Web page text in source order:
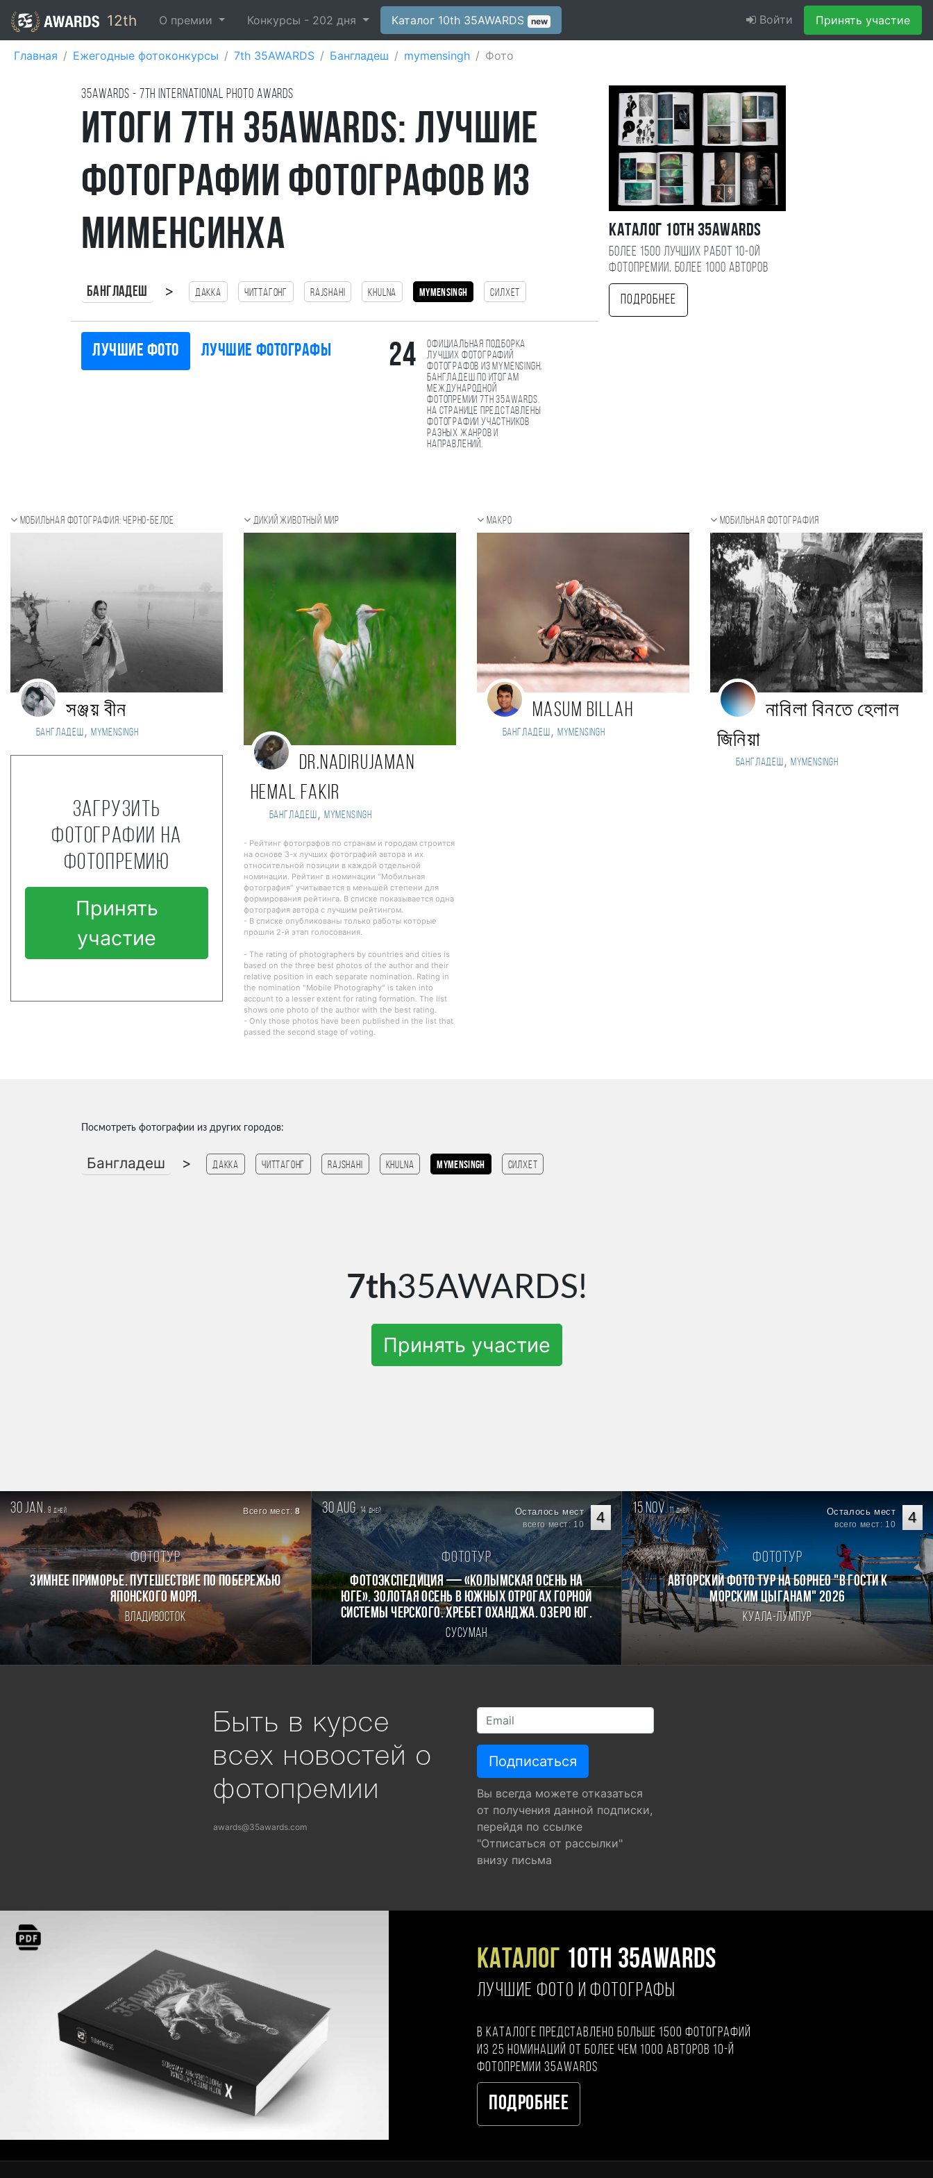
12th О премии Конкурсы - 202 дня Каталог 10th 35AWARDS new Войти Принять участие
Главная Ежегодные фотоконкурсы 7th 35AWARDS Бангладеш mymensingh Фото
35AWARDS - 7TH international photo awards
Итоги 7th 35AWARDS: лучшие
фотографии фотографов из
Мименсинха
Бангладеш > Дакка Читтагонг Rajshahi Khulna mymensingh Силхет
Лучшие фото Лучшие фотографы 24
Официальная подборка
лучших фотографий
фотографов из mymensingh,
Бангладеш по итогам
международной
фотопремии 7th 35AWARDS.
На странице представлены
фотографии участников
разных жанров и
направлений.
Каталог 10TH 35AWARDS
Более 1500 лучших работ 10-ой
фотопремии, более 1000 авторов
Подробнее
Мобильная фотография: черно-белое
সঞ্জয় বীন
Бангладеш , Mymensingh
Загрузить
фотографии на
фотопремию
Принять
участие
Дикий животный мир
Dr.Nadirujaman
hemal fakir
Бангладеш , Mymensingh
- Рейтинг фотографов по странам и городам строится
на основе 3-х лучших фотографий автора и их
относительной позиции в каждой отдельной
номинации. Рейтинг в номинации "Мобильная
фотография" учитывается в меньшей степени для
формирования рейтинга. В списке показывается одна
фотография автора с лучшим рейтингом.
- В списке опубликованы только работы которые
прошли 2-й этап голосования.
- The rating of photographers by countries and cities is
based on the three best photos of the author and their
relative position in each separate nomination. Rating in
the nomination "Mobile Photography" is taken into
account to a lesser extent for rating formation. The list
shows one photo of the author with the best rating.
- Only those photos have been published in the list that
passed the second stage of voting.
Макро
Masum Billah
Бангладеш , Mymensingh
Мобильная фотография
নাবিলা বিনতে হেলাল
জিনিয়া
Бангладеш , Mymensingh
Посмотреть фотографии из других городов:
Бангладеш > Дакка Читтагонг Rajshahi Khulna mymensingh Силхет
7th35AWARDS!
Принять участие
30 jan. 9дней Всего мест:8
Фототур
ЗИМНЕЕ ПРИМОРЬЕ. ПУТЕШЕСТВИЕ ПО ПОБЕРЕЖЬЮ
ЯПОНСКОГО МОРЯ.
Владивосток
30 aug.14дней 4
Осталось мест
всего мест: 10
Фототур
Фотоэкспедиция — «Колымская осень на
Юге». Золотая осень в южных отрогах горной
системы Черского. Хребет Оханджа. Озеро Юг.
Сусуман
15 nov.11дней 4
Осталось мест
всего мест: 10
Фототур
Авторский фото тур на Борнео "В гости к
морским цыганам" 2026
Куала-Лумпур
Быть в курсе
всех новостей о
фотопремии
awards@35awards.com
Вы всегда можете отказаться
от получения данной подписки,
перейдя по ссылке
"Отписаться от рассылки"
внизу письма
Каталог 10TH 35AWARDS
ЛУЧШИЕ ФОТО И ФОТОГРАФЫ
В каталоге представлено больше 1500 фотографий
из 25 номинаций от более чем 1000 авторов 10-й
фотопремии 35AWARDS
Подробнее